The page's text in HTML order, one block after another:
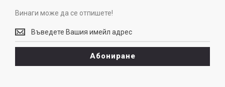
Винаги може да се отпишете!
Винаги
може
да
отпишете!
Абониране